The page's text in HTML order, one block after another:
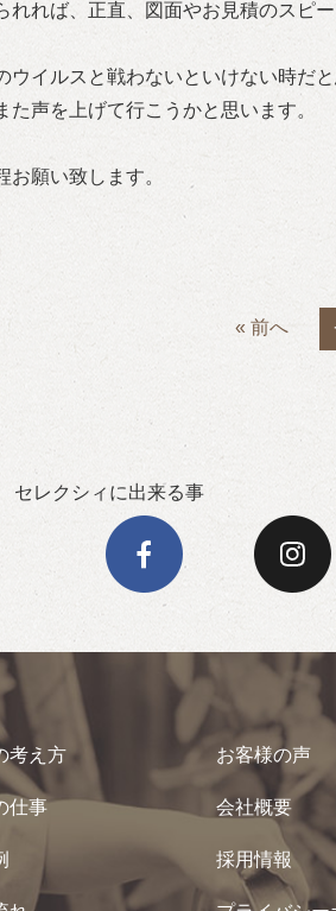
れば、正直、図面やお見積のスピ
イルスと戦わないといけない時だと
声を上げて行こうかと思います。
願い致します。
« 前へ
レクシィに出来る事
考え方
仕事
お客様の声
会社概要
採用情報